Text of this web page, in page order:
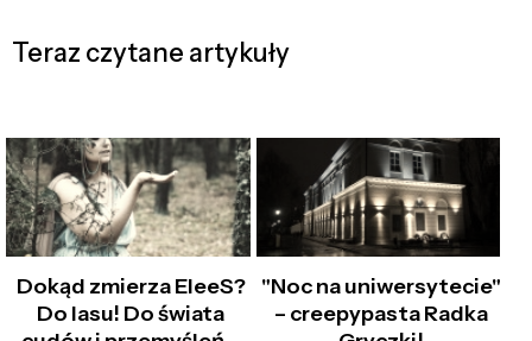
Teraz czytane artykuły
Dokąd zmierza EleeS?
Do lasu! Do świata
"Noc na uniwersytecie"
– creepypasta Radka